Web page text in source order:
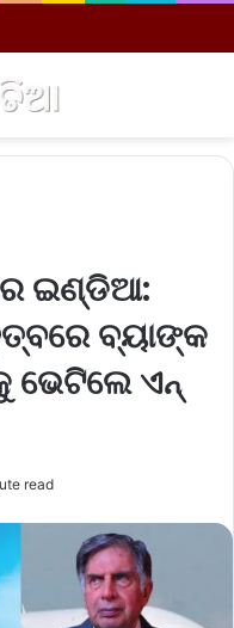
ଇଣ୍ଡିଆ:
ବ୍ୟାଙ୍କ
ଭେଟିଲେ ଏନ୍‌
read